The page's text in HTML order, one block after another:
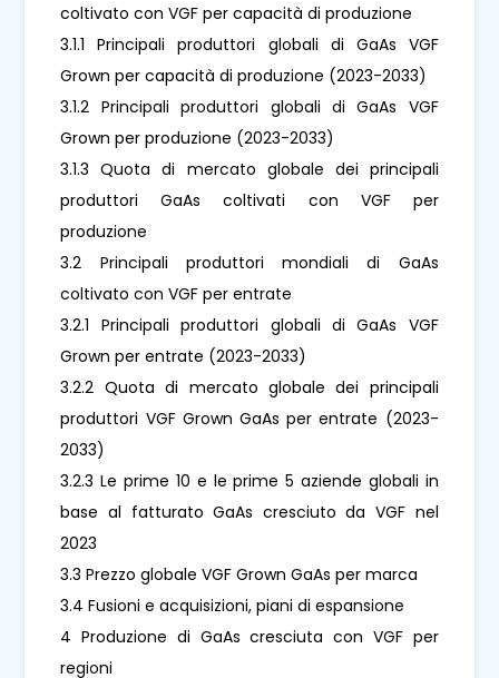
coltivato con VGF per capacità di produzione
3.1.1 Principali produttori globali di GaAs VGF
Grown per capacità di produzione (2023-2033)
3.1.2 Principali produttori globali di GaAs VGF
Grown per produzione (2023-2033)
3.1.3 Quota di mercato globale dei principali
produttori GaAs coltivati ​​con VGF per
produzione
3.2 Principali produttori mondiali di GaAs
coltivato con VGF per entrate
3.2.1 Principali produttori globali di GaAs VGF
Grown per entrate (2023-2033)
3.2.2 Quota di mercato globale dei principali
produttori VGF Grown GaAs per entrate (2023-
2033)
3.2.3 Le prime 10 e le prime 5 aziende globali in
base al fatturato GaAs cresciuto da VGF nel
2023
3.3 Prezzo globale VGF Grown GaAs per marca
3.4 Fusioni e acquisizioni, piani di espansione
4 Produzione di GaAs cresciuta con VGF per
regioni